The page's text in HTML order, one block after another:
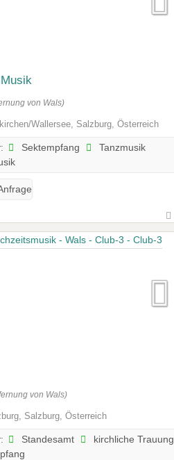
von Wals)
Wallersee, Salzburg, Österreich
Sektempfang
Tanzmusik
von Wals)
Salzburg, Österreich
Standesamt
kirchliche Trauung